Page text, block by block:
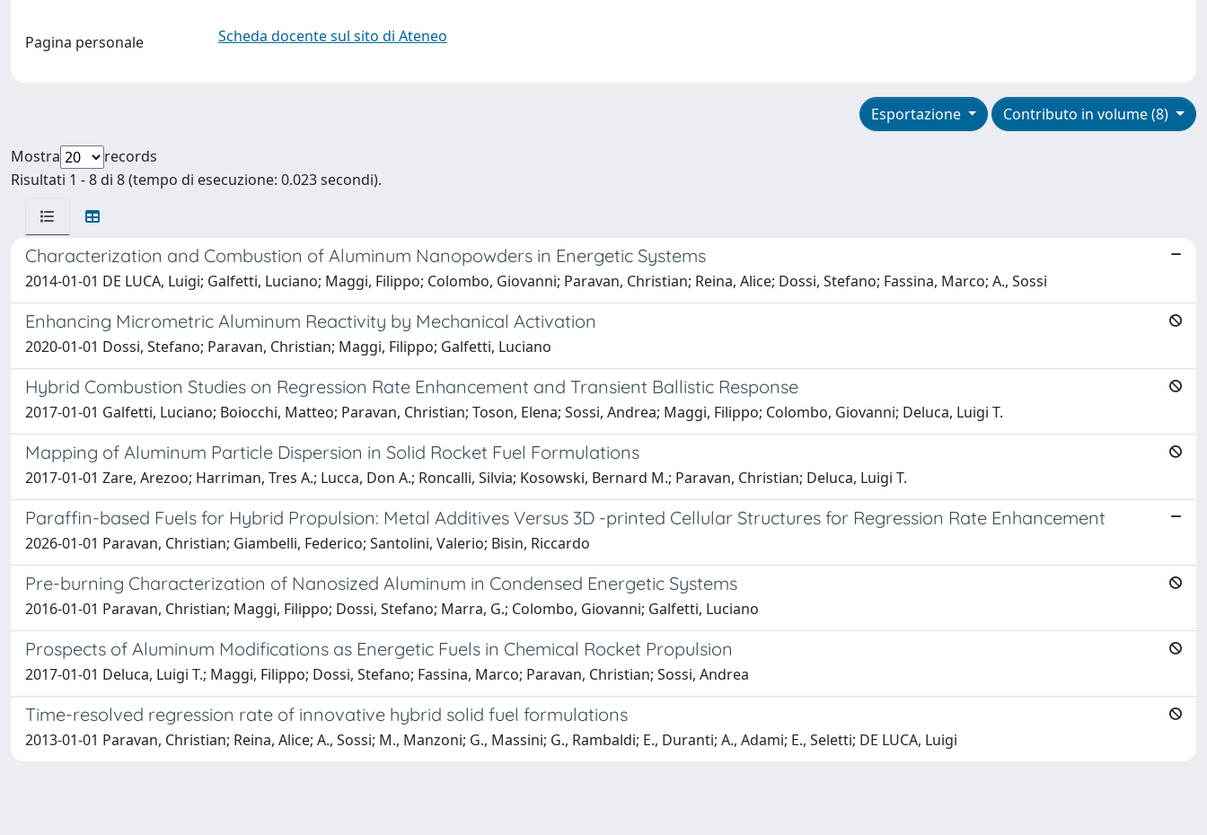
Pagina personale Scheda docente sul sito di Ateneo
Contributo in volume (8)
Esportazione
Mostra
records
Risultati 1 - 8 di 8 (tempo di esecuzione: 0.023 secondi).
Characterization and Combustion of Aluminum Nanopowders in Energetic Systems
2014-01-01 DE LUCA, Luigi; Galfetti, Luciano; Maggi, Filippo; Colombo, Giovanni; Paravan, Christian; Reina, Alice; Dossi, Stefano; Fassina, Marco; A., Sossi
Enhancing Micrometric Aluminum Reactivity by Mechanical Activation
2020-01-01 Dossi, Stefano; Paravan, Christian; Maggi, Filippo; Galfetti, Luciano
Hybrid Combustion Studies on Regression Rate Enhancement and Transient Ballistic Response
2017-01-01 Galfetti, Luciano; Boiocchi, Matteo; Paravan, Christian; Toson, Elena; Sossi, Andrea; Maggi, Filippo; Colombo, Giovanni; Deluca, Luigi T.
Mapping of Aluminum Particle Dispersion in Solid Rocket Fuel Formulations
2017-01-01 Zare, Arezoo; Harriman, Tres A.; Lucca, Don A.; Roncalli, Silvia; Kosowski, Bernard M.; Paravan, Christian; Deluca, Luigi T.
Paraffin-based Fuels for Hybrid Propulsion: Metal Additives Versus 3D -printed Cellular Structures for Regression Rate Enhancement
2026-01-01 Paravan, Christian; Giambelli, Federico; Santolini, Valerio; Bisin, Riccardo
Pre-burning Characterization of Nanosized Aluminum in Condensed Energetic Systems
2016-01-01 Paravan, Christian; Maggi, Filippo; Dossi, Stefano; Marra, G.; Colombo, Giovanni; Galfetti, Luciano
Prospects of Aluminum Modifications as Energetic Fuels in Chemical Rocket Propulsion
2017-01-01 Deluca, Luigi T.; Maggi, Filippo; Dossi, Stefano; Fassina, Marco; Paravan, Christian; Sossi, Andrea
Time-resolved regression rate of innovative hybrid solid fuel formulations
2013-01-01 Paravan, Christian; Reina, Alice; A., Sossi; M., Manzoni; G., Massini; G., Rambaldi; E., Duranti; A., Adami; E., Seletti; DE LUCA, Luigi